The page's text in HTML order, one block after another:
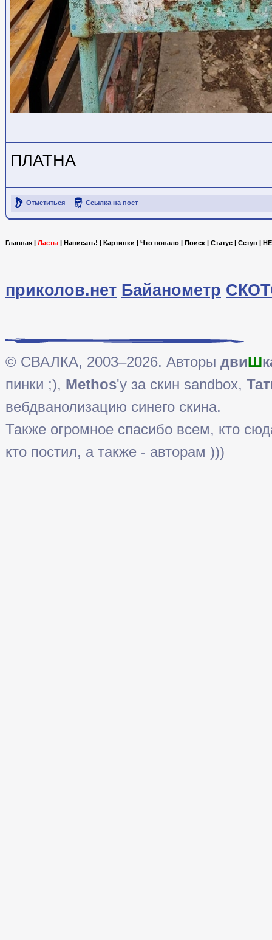
ПЛАТНА
Отметиться Ссылка на пост
Главная | Ласты | Написать! | Картинки | Что попало | Поиск | Статус | Сетуп |
приколов.нет Байанометр
© СВАЛКА, 2003–2026. Авторы двиШ
пинки ;), Methos'у за скин sandbox,
вебдванолизацию синего скина.
Также огромное спасибо всем, кто
кто постил, а также - авторам )))